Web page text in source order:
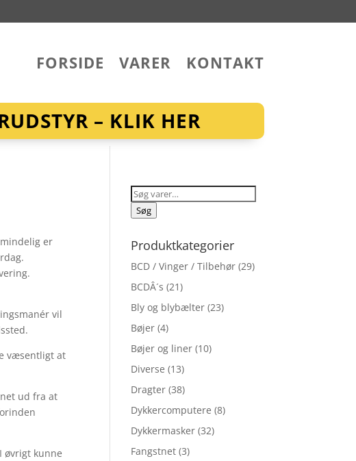
FORSIDE VARER KONTAKT
– KLIK HER
er
vil
væsentligt at
ud fra at
øvrigt kunne
Søg
efter:
Søg
Produktkategorier
BCD / Vinger / Tilbehør (29)
BCDÂ´s (21)
Bly og blybælter (23)
Bøjer (4)
Bøjer og liner (10)
Diverse (13)
Dragter (38)
Dykkercomputere (8)
Dykkermasker (32)
Fangstnet (3)